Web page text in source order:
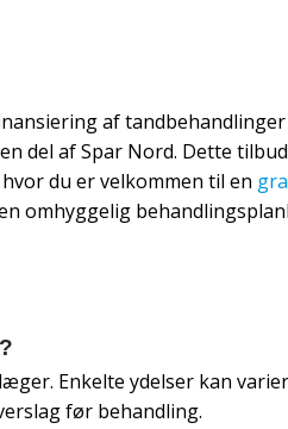
af tandbehandlinger
del af Spar Nord. Dette
du er velkommen til en
omhyggelig
Enkelte ydelser kan
før behandling.